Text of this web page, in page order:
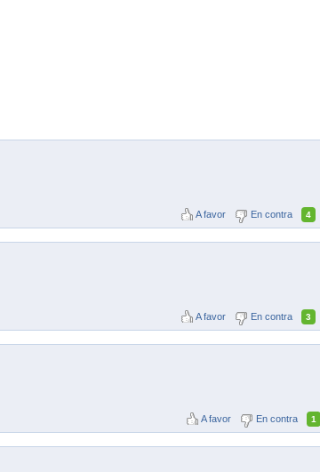
A favor En contra 4
A favor En contra 3
A favor En contra 1